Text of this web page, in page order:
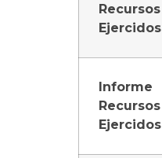
Recursos
Ejercidos
Informe
Recursos
Ejercidos